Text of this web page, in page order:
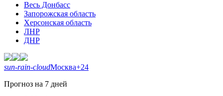
Весь Донбасс
Запорожская область
Херсонская область
ЛНР
ДНР
sun-rain-cloudМосква+24
Прогноз на 7 дней